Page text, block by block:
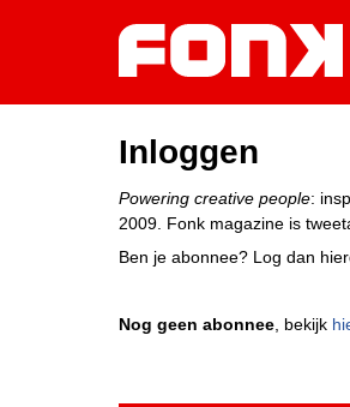
Inloggen
Powering creative people:
2009. Fonk magazine is
Ben je abonnee? Log dan
Nog geen abonnee , bekijk